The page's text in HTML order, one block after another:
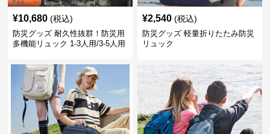
¥10,680 (税込)
防災グッズ 耐久性抜群！防災用
多機能リュック 1-3人用/3-5人用
¥2,540 (税込)
防災グッズ 軽量折りたたみ防災
リュック